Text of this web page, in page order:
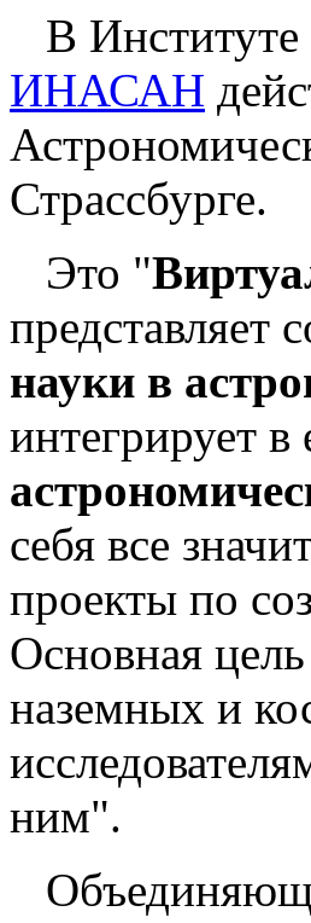
В Институте
ИНАСАН
Страссбурге.
Это "
представляет
науки в
интегрирует
себя все
проекты по
Основная
наземных и
ним".